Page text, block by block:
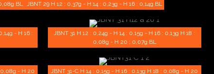
BL JBNT 29 H 12 : 0,37g - H 14 : 0,23g - H 16 : 0,14g BL
- H 16 :
JBNT 31 H 12 : 0,24g - H 14 : 0,15g - H 16 : 0,13g H 18 :
0,08g - H 20 : 0,07g BL
0,08g - H 20
JBNT 31-C H 14 : 0,15g - H 16 : 0,13g H 18 : 0,08g - H 20